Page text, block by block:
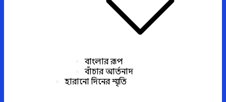
বাংলার রূপ
বাঁচার আর্তনাদ
হারানো দিনের স্মৃতি